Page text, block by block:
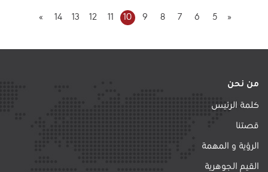
«
5
6
7
8
9
10
11
12
13
14
»
من نحن
كلمة الرئيس
قصتنا
الرؤية و المهمة
القيم الجوهرية